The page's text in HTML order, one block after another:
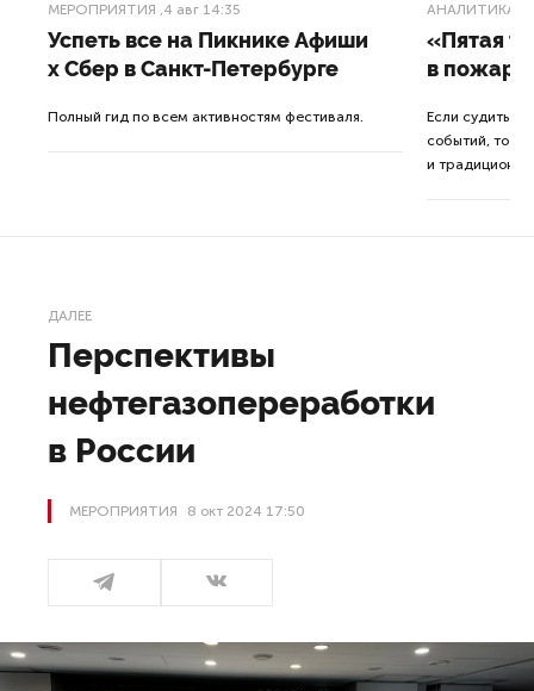
МЕРОПРИЯТИЯ ,4 авг 14:35
Успеть все на Пикнике Афиши
x Сбер в Санкт-Петербурге
Полный гид по всем активностям фестиваля.
АНАЛИТИКА
«Пятая
в
Если судить
событий, то
и
ДАЛЕЕ
Перспективы
нефтегазопереработки
в России
МЕРОПРИЯТИЯ 8 окт 2024 17:50